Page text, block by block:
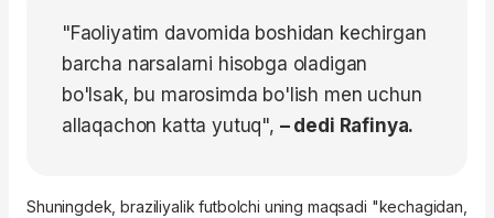
"Faoliyatim davomida boshidan kechirgan
barcha narsalarni hisobga oladigan
bo'lsak, bu marosimda bo'lish men uchun
allaqachon katta yutuq", – dedi Rafinya.
Shuningdek, braziliyalik futbolchi uning maqsadi "kechagidan,